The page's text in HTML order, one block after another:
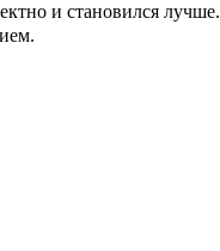
и становился лучше.